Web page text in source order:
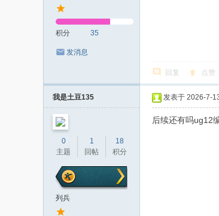
积分 35
发消息
回复 点赞
我是土豆135
0
主题
1
回帖
18
积分
列兵
发表于 2026-7-
后续还有吗ug12